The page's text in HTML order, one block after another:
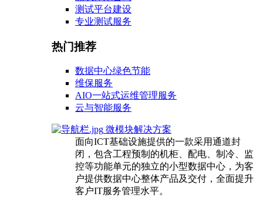
测试平台建设
专业测试服务
热门推荐
数据中心绿色节能
维保服务
AIO一站式运维管理服务
云与智能服务
微模块解决方案
面向ICT基础设施提供的一款采用通道封
闭，包含工程预制的机柜、配电、制冷、监
控等功能单元的独立的小型数据中心，为客
户提供数据中心整体产品及交付，全面提升
客户IT服务管理水平。